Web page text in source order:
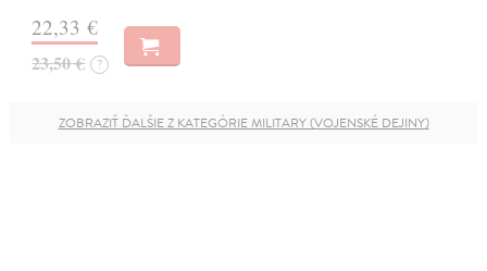
22,33 €
23,50 € ?
ZOBRAZIŤ ĎALŠIE Z KATEGÓRIE MILITARY (VOJENSKÉ DEJINY)